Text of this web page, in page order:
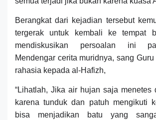
Berangkat dari kejadian tersebut
tergerak untuk kembali ke tempat
mendiskusikan persoalan ini
Mendengar cerita muridnya, sang
rahasia kepada al-Hafizh,
“Lihatlah, Jika air hujan saja menetes
karena tunduk dan patuh mengikuti
bisa menjadikan batu yang